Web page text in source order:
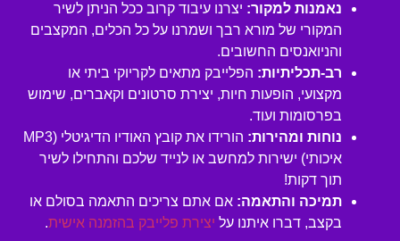
נאמנות למקור: יצרנו עיבוד קרוב ככל הניתן לשיר
המקורי של מורא רבך ושמרנו על כל הכלים, המקצבים
והניואנסים החשובים.
רב-תכליתיות: הפלייבק מתאים לקריוקי ביתי או
מקצועי, הופעות חיות, יצירת סרטונים וקאברים, שימוש
בפרסומות ועוד.
נוחות ומהירות:
הורידו את קובץ האודיו הדיגיטלי (MP3
איכותי) ישירות למחשב או לנייד שלכם והתחילו לשיר
תוך דקות!
תמיכה והתאמה: אם אתם צריכים התאמה בסולם או
בקצב, דברו איתנו על יצירת פלייבק בהזמנה אישית.